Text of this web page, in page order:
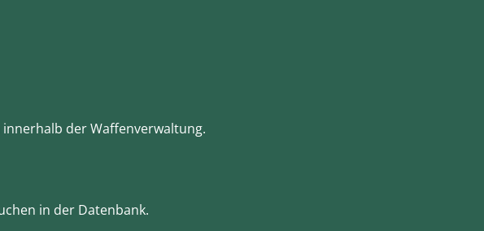
der Waffenverwaltung.
in der Datenbank.